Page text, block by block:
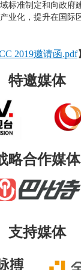
标准制定和向政
业化，提升在国际
2019邀请函.pdf
特邀媒体
略合作媒体
支持媒体